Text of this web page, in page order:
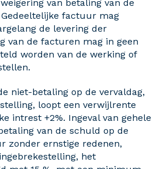
van betaling van de
factuur mag
de levering der
van de facturen mag in geen
worden van de werking of
niet-betaling op de vervaldag,
loopt een verwijlrente
intrest +2%. Ingeval van gehele
van de schuld op de
zonder ernstige redenen,
het